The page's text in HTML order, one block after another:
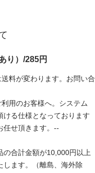
り）/285円
料が変わります。お問い合
用のお客様へ。システム
ける仕様となっております
任せ頂きます。--
合計金額が10,000円以上
します。（離島、海外除